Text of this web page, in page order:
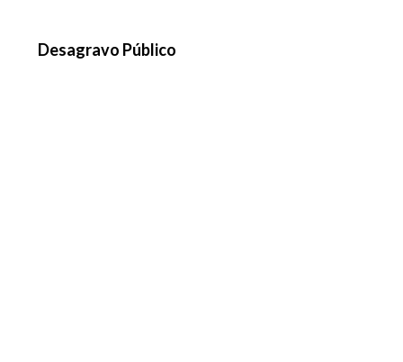
Desagravo Público